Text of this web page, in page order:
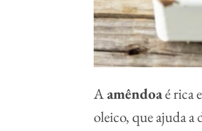
Aamêndoaé rica
oleico, que ajuda